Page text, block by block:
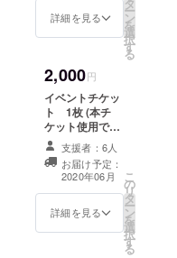
ができます。 宜
援頂けますと大
変ありがたいで
す。
詳細を見る ー
ン
を
選
択
す
る
2,000円
イベントチケッ
ト 1枚 (本チ
ケット使用で入
場料のみ提供 ご
本人様以外でも
使用可能 有効
期限: 営業開始日
から１年間使用
可能 営業開始
支援者：6人
お届け予定：
2020年06月
詳細を見る
こ
の
リ
タ
ー
ン
を
選
択
す
る